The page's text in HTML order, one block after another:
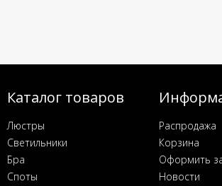
Каталог товаров
Люстры
Светильники
Бра
Споты
Распродажа
Корзина
Оформить
Новости